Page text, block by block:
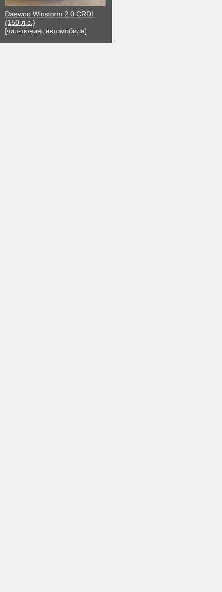
Daewoo Winstorm 2.0 CRDI
(150 л.с.)
[чип-тюнинг автомобиля]